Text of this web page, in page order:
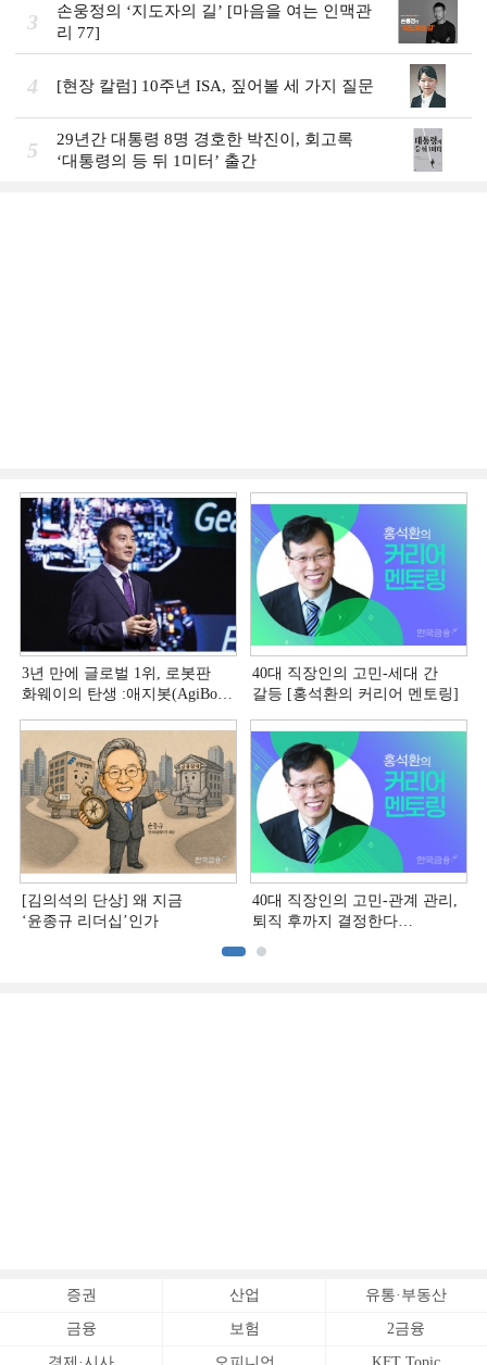
3
손웅정의 ‘지도자의 길’ [마음을 여는 인맥관
리 77]
4 [현장 칼럼] 10주년 ISA, 짚어볼 세 가지 질문
5
29년간 대통령 8명 경호한 박진이, 회고록
‘대통령의 등 뒤 1미터’ 출간
3년 만에 글로벌 1위, 로봇판
화웨이의 탄생 :애지봇(AgiBot·
中 첨단기업 리포트⑬]
40대 직장인의 고민-세대 간
갈등 [홍석환의 커리어 멘토링]
[김의석의 단상] 왜 지금
‘윤종규 리더십’인가
40대 직장인의 고민-관계 관리,
퇴직 후까지 결정한다
증권 산업 유통·부동산
금융 보험 2금융